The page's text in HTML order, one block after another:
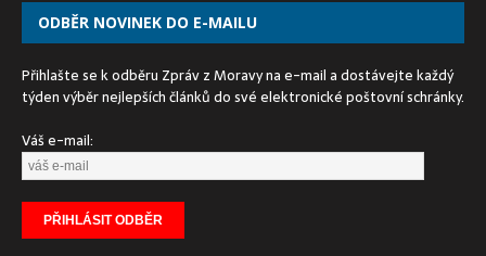
ODBĚR NOVINEK DO E-MAILU
Přihlašte se k odběru Zpráv z Moravy na e-mail a dostávejte každý
týden výběr nejlepších článků do své elektronické poštovní schránky.
Váš e-mail: